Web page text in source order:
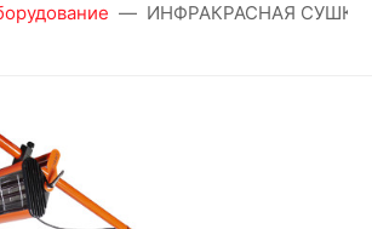
ИНФРАКРАСНАЯ СУШКА